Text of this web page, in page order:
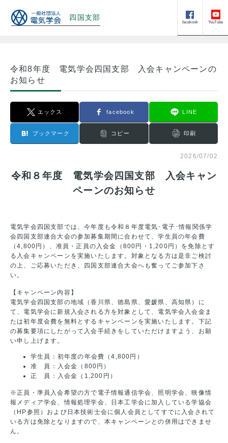
四国支部
facebook YouTube
令和8年度 電気学会四国支部 入会キャンペーンの
お知らせ
エックス facebook LINE
ブックマーク コピー 印刷
2026/07/02
令和８年度 電気学会四国支部 入会キャン
ペーンのお知らせ
電気学会四国支部では、今年度も令和８年度電気･電子･情報関係学
会四国支部連合大会の参加募集期間に合わせて、学生員の年会費
（4,800円）、准員・正員の入会金（800円・1,200円）を免除とす
る入会キャンペーンを実施いたします。対象となる方は是非ご検討
の上、ご応募いただき、四国支部連合大会へも奮ってご参加下さ
い。
【キャンペーン内容】
電気学会四国支部の地域（香川県、徳島県、愛媛県、高知県）に
て、電気学会に新規入会される方を対象として、電気学会入会金ま
たは初年度会費を無料とするキャンペーンを実施いたします。下記
の募集要項にしたがって入会手続きをしていただけますよう、お願
い申し上げます。
学生員：初年度の年会費（4,800円）
准 員：入会金（800円）
正 員：入会金（1,200円）
※正員・準員入会希望の方で電子情報通信学会、照明学会、映像情
報メディア学会、情報処理学会、日本工学会に加入している学協会
（HP参照）および日本技術士会に個人会員としてすでに入会されて
いる方は免除となりますので、本キャンペーンとの併用はできませ
ん。